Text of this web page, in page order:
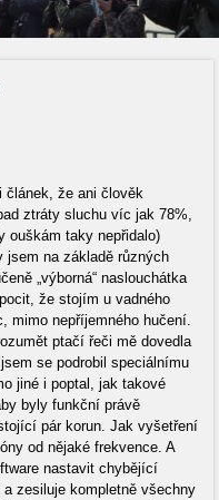
článek, že ani člověk
ztráty sluchu víc jak 78%,
ouškám taky nepřidalo)
jsem na základě různých
„výborná“ naslouchátka
že stojím u vadného
mimo nepříjemného hučení.
ptačí řeči mě dovedla
se podrobil speciálnímu
jiné i poptal, jak takové
byly funkční právě
pár korun. Jak vyšetření
od nějaké frekvence. A
nastavit chybějící
a zesiluje kompletně všechny